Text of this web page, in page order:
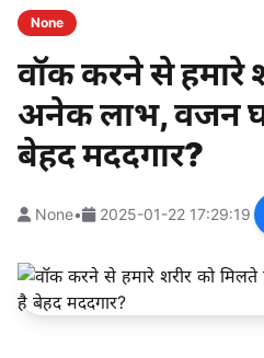
None
वॉक करने से हमारे
अनेक लाभ, वजन
बेहद मददगार?
None• 2025-01-22 17:29:19